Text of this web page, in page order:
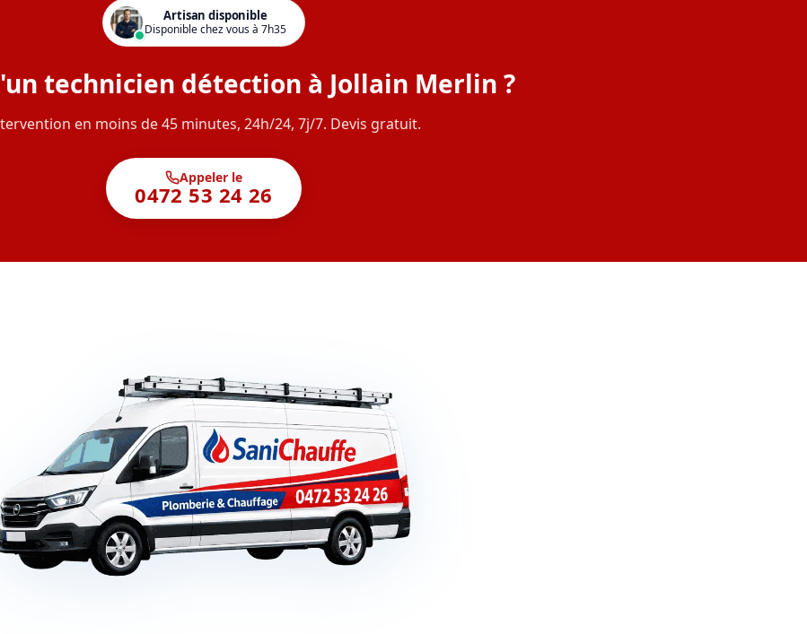
Artisan disponible
Disponible chez vous à 7h35
technicien détection à Jollain Merlin ?
en moins de 45 minutes, 24h/24, 7j/7. Devis gratuit.
Appeler le
0472 53 24 26